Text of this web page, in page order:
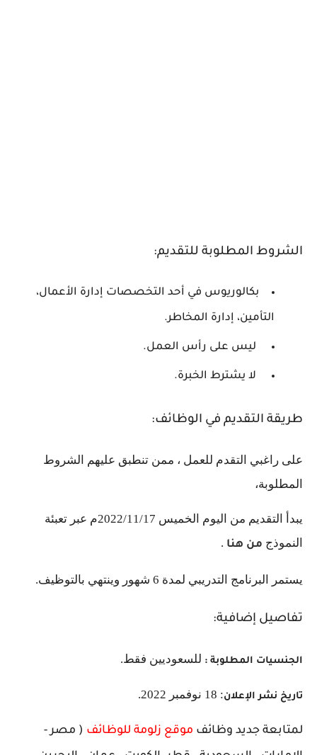
الشروط المطلوبة للتقديم:
بكالوريوس في أحد التخصصات إدارة الأعمال،
التأمين، إدارة المخاطر.
ليس على رأس العمل.
لا يشترط الخبرة.
طريقة التقديم في الوظائف:
على راغبي التقدم للعمل ، ممن تنطبق عليهم الشروط
المطلوبة،
يبدأ التقديم من اليوم الخميس 2022/11/17م عبر تعبئة
النموذج من هنا .
يستمر البرنامج التدريبي لمدة 6 شهور وينتهي بالتوظيف.
تفاصيل إضافية:
الجنسيات المطلوبة : للسعوديين فقط.
تاريخ نشر الإعلان: 18 نوفمبر 2022.
لمتابعة جديد وظائف موقع زلومة للوظائف ( مصر -